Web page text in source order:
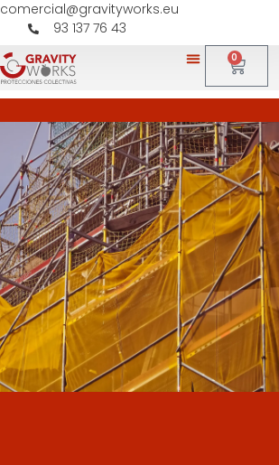
comercial@gravityworks.eu
93 137 76 43
0